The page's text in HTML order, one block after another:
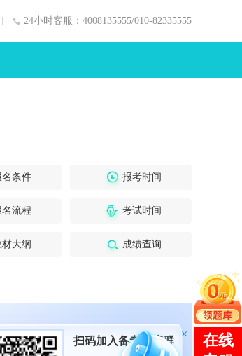
24小时客服：4008135555/010-82335555
名条件 报考时间
名流程 考试时间
材大纲 成绩查询
扫码加入备考交流群